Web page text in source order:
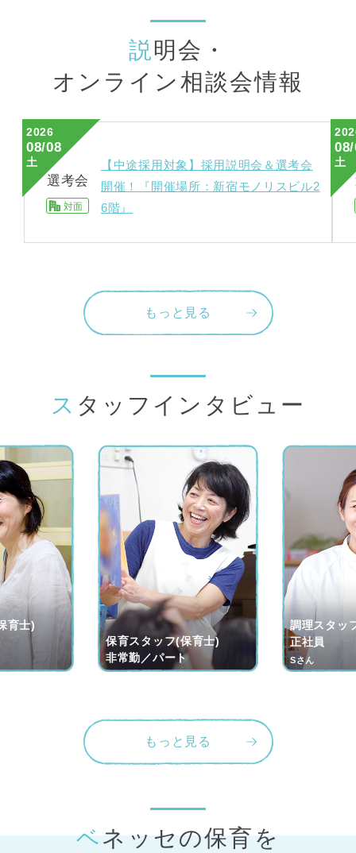
説明会・
オンライン相談会情報
2026
08/08
土
選考会
対面
【中途採用対象】採用説明会＆選考会
開催！『開催場所：新宿モノリスビル2
6階』
土
もっと見る
スタッフインタビュー
育士)
保育スタッフ(保育士)
非常勤／パート
調理スタッ
正社員
Sさん
もっと見る
ベネッセの保育を